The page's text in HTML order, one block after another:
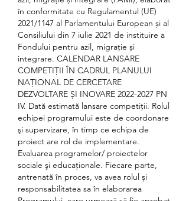
în conformitate cu Regulamentul (UE)
2021/1147 al Parlamentului European și al
Consiliului din 7 iulie 2021 de instituire a
Fondului pentru azil, migrație și
integrare. CALENDAR LANSARE
COMPETIȚII ÎN CADRUL PLANULUI
NAȚIONAL DE CERCETARE
DEZVOLTARE ȘI INOVARE 2022-2027 PN
IV. Dată estimată lansare competiții. Rolul
echipei programului este de coordonare
şi supervizare, în timp ce echipa de
proiect are rol de implementare.
Evaluarea programelor/ proiectelor
sociale şi educaţionale. Fiecare parte,
antrenată în proces, va avea rolul și
responsabilitatea sa în elaborarea